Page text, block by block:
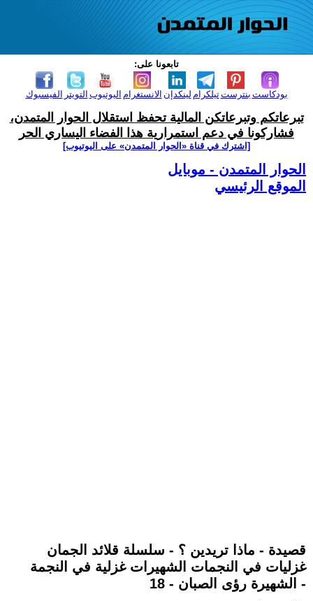
تابعونا على:
الفيسبوك التويتر اليوتيوب الانستغرام لينكدإن تيلكرامبنترست بودكاست
تبرعاتكم وتبرعاتكن المالية تحفظ استقلال الحوار المتمدن،
فشاركونا في دعم استمرارية هذا الفضاء اليساري الحر
[اشترك في قناة ‫«الحوار المتمدن» على اليوتيوب]
الحوار المتمدن - موبايل
الموقع الرئيسي
قصيدة - ماذا تريدين ؟ - سلسلة قلائد الجمان
غزليات في النجمات الشهيرات غزلية في النجمة
الشهيرة رؤى الصبان - 18 -